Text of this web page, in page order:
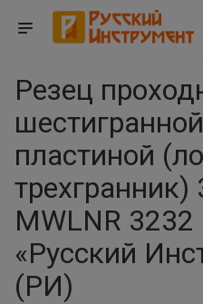
Резец
шестигранной
пластиной
трехгранник)
MWLNR 3232
«Русский
(РИ)